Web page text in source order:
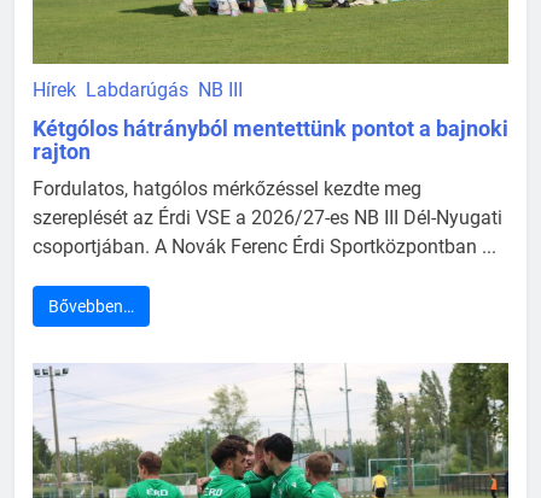
Hírek Labdarúgás NB III
Kétgólos hátrányból mentettünk pontot a bajnoki
rajton
Fordulatos, hatgólos mérkőzéssel kezdte meg
szereplését az Érdi VSE a 2026/27-es NB III Dél-Nyugati
csoportjában. A Novák Ferenc Érdi Sportközpontban ...
Bővebben…